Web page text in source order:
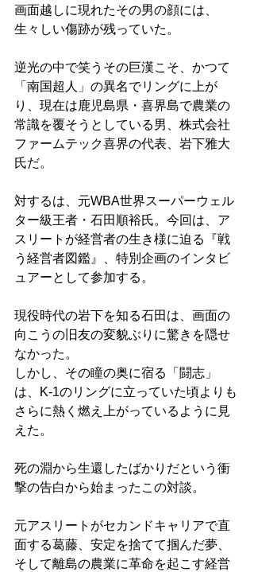
画面越しに現れたその男の顔には、
生々しい傷跡が残っていた。
逆光の中で笑うその巨漢こそ、かつて
「南国超人」の異名でリングに上が
り、現在は鹿児島県・喜界島で農業の
常識を覆そうとしている男、株式会社
ファームテック喜界の代表、岩下雅大
氏だ。
対するは、元WBA世界スーパーウェル
ター級王者・石田順裕氏。今回は、ア
スリートが経営者の生き様に迫る『戦
う経営者図鑑』、特別企画のインタビ
ュアーとして参加する。
現役時代の岩下を知る石田は、画面の
向こうの旧友の変貌ぶりに驚きを隠せ
なかった。
しかし、その瞳の奥に宿る「闘志」
は、K-1のリングに立っていた頃よりも
さらに熱く燃え上がっているように見
えた。
死の淵から生還したばかりだという衝
撃の告白から始まったこの対談。
元アスリートがセカンドキャリアで直
面する葛藤、安定を捨てて掴んだ夢、
そして離島の農業に革命を起こす経営